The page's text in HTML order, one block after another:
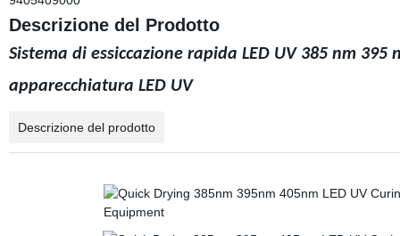
Descrizione del Prodotto
Sistema di essiccazione rapida LED UV 385 nm
apparecchiatura LED UV
Descrizione del prodotto